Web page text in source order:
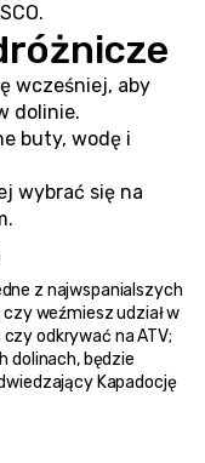
wcześniej, aby
dolinie.
buty, wodę i
wybrać się na
z najwspanialszych
weźmiesz udział w
odkrywać na ATV;
dolinach, będzie
Kapadocję